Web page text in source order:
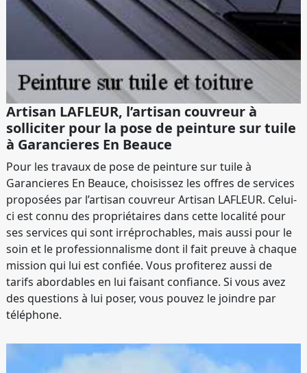
Artisan LAFLEUR, l’artisan couvreur à
solliciter pour la pose de peinture sur tuile
à Garancieres En Beauce
Pour les travaux de pose de peinture sur tuile à
Garancieres En Beauce, choisissez les offres de services
proposées par l’artisan couvreur Artisan LAFLEUR. Celui-
ci est connu des propriétaires dans cette localité pour
ses services qui sont irréprochables, mais aussi pour le
soin et le professionnalisme dont il fait preuve à chaque
mission qui lui est confiée. Vous profiterez aussi de
tarifs abordables en lui faisant confiance. Si vous avez
des questions à lui poser, vous pouvez le joindre par
téléphone.